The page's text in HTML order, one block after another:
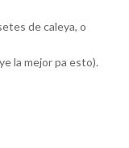
de caleya, o
la mejor pa esto).